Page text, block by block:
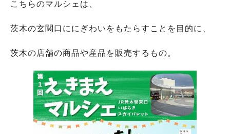
こちらのマルシェは、
茨木の玄関口ににぎわいをもたらすことを目的に、
茨木の店舗の商品や産品を販売するもの。